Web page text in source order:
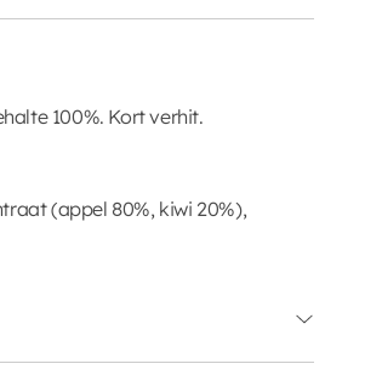
100%. Kort verhit.
(appel 80%, kiwi 20%),